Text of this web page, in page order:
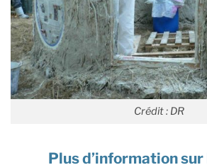
Crédit : DR
Plus d’information